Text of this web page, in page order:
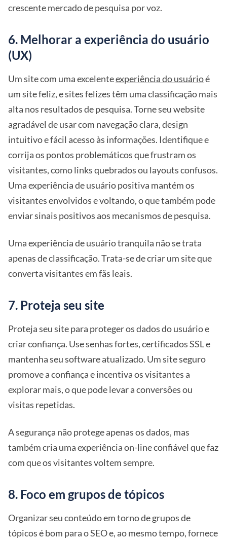
crescente mercado de pesquisa por voz.
6. Melhorar a experiência do usuário
(UX)
Um site com uma excelenteexperiência do usuárioé
um site feliz, e sites felizes têm uma classificação mais
alta nos resultados de pesquisa. Torne seu website
agradável de usar com navegação clara, design
intuitivo e fácil acesso às informações. Identifique e
corrija os pontos problemáticos que frustram os
visitantes, como links quebrados ou layouts confusos.
Uma experiência de usuário positiva mantém os
visitantes envolvidos e voltando, o que também pode
enviar sinais positivos aos mecanismos de pesquisa.
Uma experiência de usuário tranquila não se trata
apenas de classificação. Trata-se de criar um site que
converta visitantes em fãs leais.
7. Proteja seu site
Proteja seu site para proteger os dados do usuário e
criar confiança. Use senhas fortes, certificados SSL e
mantenha seu software atualizado. Um site seguro
promove a confiança e incentiva os visitantes a
explorar mais, o que pode levar a conversões ou
visitas repetidas.
A segurança não protege apenas os dados, mas
também cria uma experiência on-line confiável que faz
com que os visitantes voltem sempre.
8. Foco em grupos de tópicos
Organizar seu conteúdo em torno de grupos de
tópicos é bom para o SEO e, ao mesmo tempo, fornece